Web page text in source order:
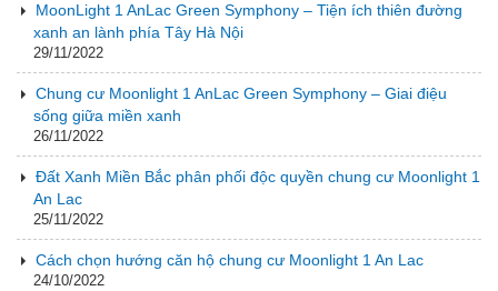
MoonLight 1 AnLac Green Symphony – Tiện ích thiên đường
xanh an lành phía Tây Hà Nội
29/11/2022
Chung cư Moonlight 1 AnLac Green Symphony – Giai điệu
sống giữa miền xanh
26/11/2022
Đất Xanh Miền Bắc phân phối độc quyền chung cư Moonlight 1
An Lac
25/11/2022
Cách chọn hướng căn hộ chung cư Moonlight 1 An Lac
24/10/2022